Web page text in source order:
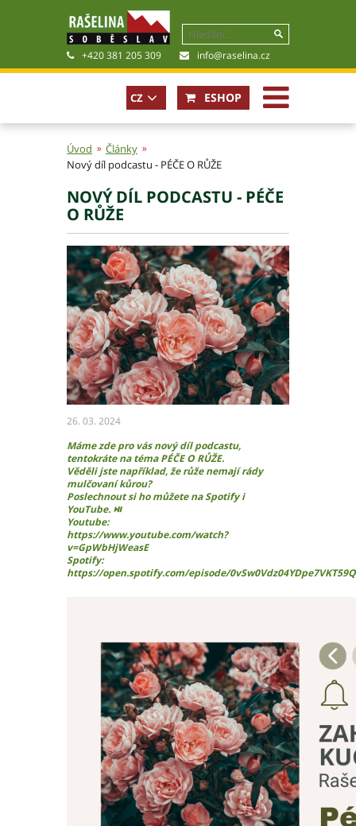
+420 381 205 309 info@raselina.cz
Historie, současnost
Politika společnosti
Obchodní podmínky
Pro akcionáře
Certifikáty
Poradna
Fotogalerie
Soubory ke stažení
Ochrana osobních údajů – GDPR
Hlavní město Praha
Středočeský kraj
Jihočeský kraj
Plzeňský kraj
Karlovarský kraj
Ústecký kraj
Jihomoravský kraj
Olomoucký kraj
Moravskoslezský kraj
Slovenská republika
CZ ESHOP
Úvod
Články
Nový díl podcastu - PÉČE O RŮŽE
NOVÝ DÍL PODCASTU - PÉČE
O RŮŽE
26. 03. 2024
Máme zde pro vás nový díl podcastu,
tentokráte na téma PÉČE O RŮŽE.
Věděli jste například, že růže nemají rády
mulčovaní kůrou?
Poslechnout si ho můžete na Spotify i
YouTube. ⏯
Youtube:
https://www.youtube.com/watch?
v=GpWbHjWeasE
Spotify:
https://open.spotify.com/episode/